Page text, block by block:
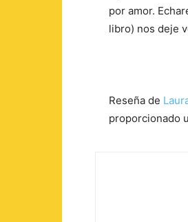
por amor.
libro) nos deje
Reseña de
proporcionado